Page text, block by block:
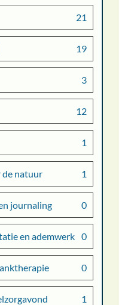
21
19
3
12
1
de natuur 1
journaling 0
en ademwerk 0
0
1